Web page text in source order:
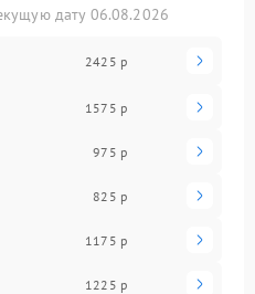
дату 06.08.2026
2425 р
1575 р
975 р
825 р
1175 р
1225 р